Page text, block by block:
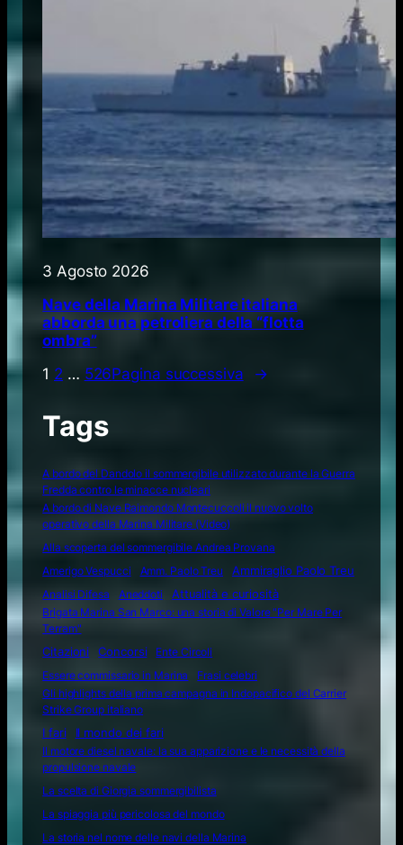
3 Agosto 2026
Nave della Marina Militare italiana
abborda una petroliera della “flotta
ombra”
1 2 … 526Pagina successiva →
Tags
A bordo del Dandolo il sommergibile utilizzato durante la Guerra
Fredda contro le minacce nucleari
A bordo di Nave Raimondo Montecuccoli il nuovo volto
operativo della Marina Militare (Video)
Alla scoperta del sommergibile Andrea Provana
Amerigo Vespucci
Amm. Paolo Treu
Ammiraglio Paolo Treu
Analisi Difesa
Aneddoti Attualità e curiosità
Brigata Marina San Marco: una storia di Valore "Per Mare Per
Terram"
Citazioni
Concorsi
Ente Circoli
Essere commissario in Marina
Frasi celebri
Gli highlights della prima campagna in Indopacifico del Carrier
Strike Group italiano
I fari
Il mondo dei fari
Il motore diesel navale: la sua apparizione e le necessità della
propulsione navale
La scelta di Giorgia sommergibilista
La spiaggia più pericolosa del mondo
La storia nel nome delle navi della Marina